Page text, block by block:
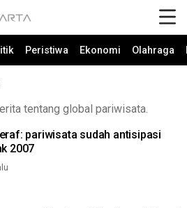
Peristiwa Ekonomi Olahraga
tentang global pariwisata.
pariwisata sudah antisipasi
2007